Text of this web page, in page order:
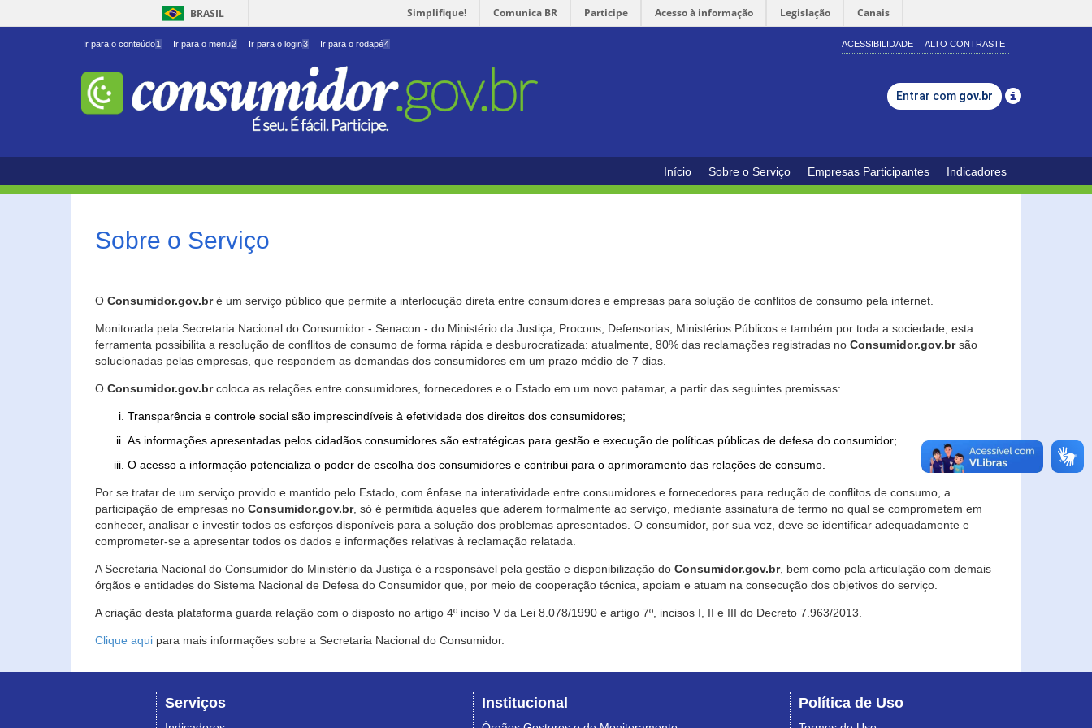
BRASIL Simplifique! Comunica BR Participe Acesso à informação Legislação Canais
Ir para o conteúdo1 Ir para o menu2 Ir para o login3 Ir para o rodapé4 ACESSIBILIDADE ALTO CONTRASTE
Entrar com gov.br
Início Sobre o Serviço Empresas Participantes Indicadores
Sobre o Serviço
O Consumidor.gov.bré um serviço público que permite a interlocução direta entre consumidores e empresas para solução de conflitos de consumo pela internet.
Monitorada pela Secretaria Nacional do Consumidor - Senacon - do Ministério da Justiça, Procons, Defensorias, Ministérios Públicos e também por toda a sociedade, esta
ferramenta possibilita a resolução de conflitos de consumo de forma rápida e desburocratizada: atualmente, 80% das reclamações registradas no Consumidor.gov.brsão
solucionadas pelas empresas, que respondem as demandas dos consumidores em um prazo médio de 7 dias.
O Consumidor.gov.brcoloca as relações entre consumidores, fornecedores e o Estado em um novo patamar, a partir das seguintes premissas:
Transparência e controle social são imprescindíveis à efetividade dos direitos dos consumidores;
As informações apresentadas pelos cidadãos consumidores são estratégicas para gestão e execução de políticas públicas de defesa do consumidor;
O acesso a informação potencializa o poder de escolha dos consumidores e contribui para o aprimoramento das relações de consumo.
Por se tratar de um serviço provido e mantido pelo Estado, com ênfase na interatividade entre consumidores e fornecedores para redução de conflitos de consumo, a
participação de empresas no Consumidor.gov.br, só é permitida àqueles que aderem formalmente ao serviço, mediante assinatura de termo no qual se comprometem em
conhecer, analisar e investir todos os esforços disponíveis para a solução dos problemas apresentados. O consumidor, por sua vez, deve se identificar adequadamente e
comprometer-se a apresentar todos os dados e informações relativas à reclamação relatada.
A Secretaria Nacional do Consumidor do Ministério da Justiça é a responsável pela gestão e disponibilização do Consumidor.gov.br, bem como pela articulação com demais
órgãos e entidades do Sistema Nacional de Defesa do Consumidor que, por meio de cooperação técnica, apoiam e atuam na consecução dos objetivos do serviço.
A criação desta plataforma guarda relação com o disposto no artigo 4º inciso V da Lei 8.078/1990 e artigo 7º, incisos I, II e III do Decreto 7.963/2013.
Clique aqui para mais informações sobre a Secretaria Nacional do Consumidor.
Serviços Institucional Política de Uso